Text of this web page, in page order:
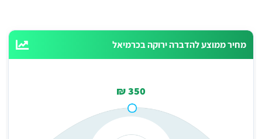
מחיר ממוצע להדברה ירוקה בכרמיאל
350 ₪